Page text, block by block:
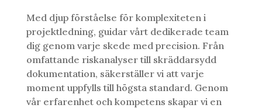
Med djup förståelse för komplexiteten i
projektledning, guidar vårt dedikerade team
dig genom varje skede med precision. Från
omfattande riskanalyser till skräddarsydd
dokumentation, säkerställer vi att varje
moment uppfylls till högsta standard. Genom
vår erfarenhet och kompetens skapar vi en